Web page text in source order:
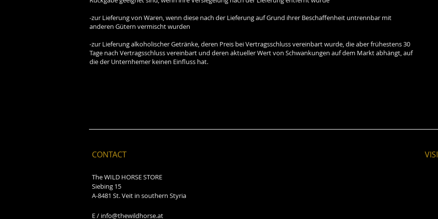
-zur Lieferung von Waren, wenn diese nach der Lieferung auf Grund ihrer Beschaffenheit untrennbar mit
anderen Gütern vermischt wurden
-zur Lieferung alkoholischer Getränke, deren Preis bei Vertragsschluss vereinbart wurde, die aber frühestens 30
Tage nach Vertragsschluss vereinbart und deren aktueller Wert von Schwankungen auf dem Markt abhängt, auf
die der Unternhemer keinen Einfluss hat.
CONTACT
The WILD HORSE STORE
Siebing 15
A-8481 St. Veit in southern Styria
E / info@thewildhorse.at